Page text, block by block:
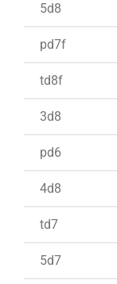
5d8
pd7f
td8f
3d8
pd6
4d8
td7
5d7